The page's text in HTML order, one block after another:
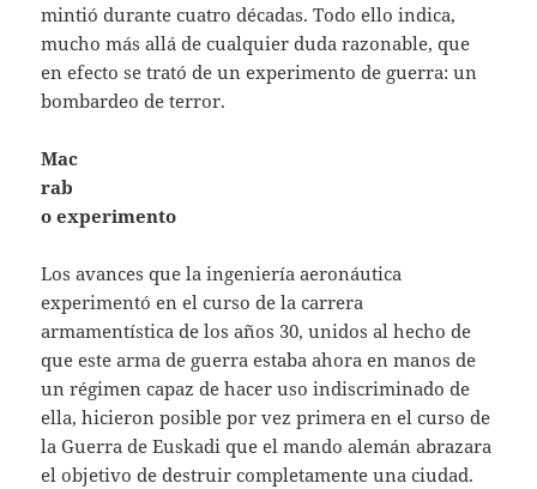
mintió durante cuatro décadas. Todo ello indica,
mucho más allá de cualquier duda razonable, que
en efecto se trató de un experimento de guerra: un
bombardeo de terror.
Mac
rab
o experimento
Los avances que la ingeniería aeronáutica
experimentó en el curso de la carrera
armamentística de los años 30, unidos al hecho de
que este arma de guerra estaba ahora en manos de
un régimen capaz de hacer uso indiscriminado de
ella, hicieron posible por vez primera en el curso de
la Guerra de Euskadi que el mando alemán abrazara
el objetivo de destruir completamente una ciudad.